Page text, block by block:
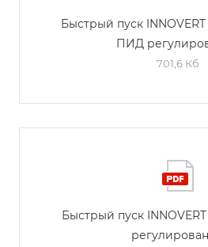
Быстрый пуск
ПИД
701,6 Кб
Быстрый пуск